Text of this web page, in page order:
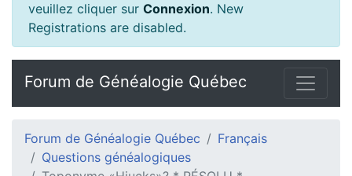
veuillez cliquer sur Connexion. New
Registrations are disabled.
Forum de Généalogie Québec
Forum de Généalogie Québec
Français
Questions généalogiques